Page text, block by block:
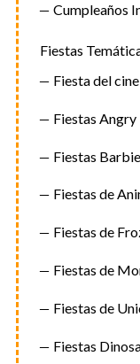
Cumpleaños
Fiestas
Fiesta del cine
Fiestas Angry
Fiestas Barbie
Fiestas de
Fiestas de
Fiestas de
Fiestas de
Fiestas
S
a
c
f
r